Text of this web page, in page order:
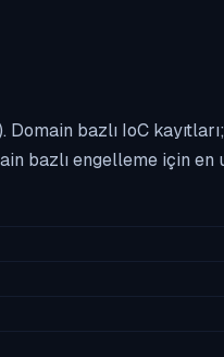
Domain bazlı IoC
bazlı engelleme için en